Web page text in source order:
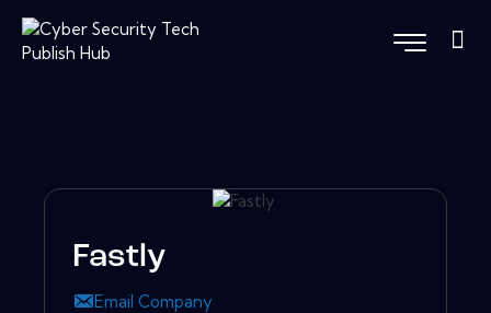
Fastly
Email Company